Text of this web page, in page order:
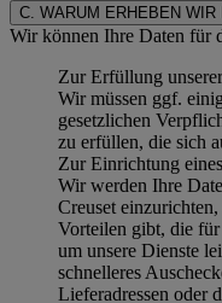
C. WARUM ERHEBEN
Wir können Ihre Daten für
Zur Erfüllung
Wir müssen ggf.
gesetzlichen
zu erfüllen, die sich
Zur Einrichtung
Wir werden Ihre
Creuset
Vorteilen gibt, die für
um unsere Dienste
schnelleres
Lieferadressen oder